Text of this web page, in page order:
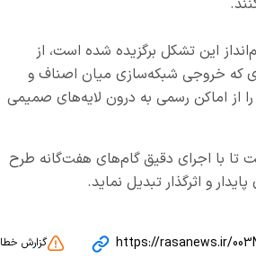
این تشکل برگزیده شده است، از
که خروجی شبکه‌سازی میان اصناف و
از اماکن رسمی به درون لایه‌های صمیمی
تا با اجرای دقیق گام‌های هفت‌گانه طرح
و اثرگذار تبدیل نماید.
https://rasanews.ir/ گزارش خطا